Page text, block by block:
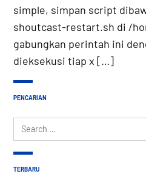
simple, simpan script
shoutcast-restart.sh di /
gabungkan perintah ini
dieksekusi tiap x […]
PENCARIAN
Search
for:
TERBARU